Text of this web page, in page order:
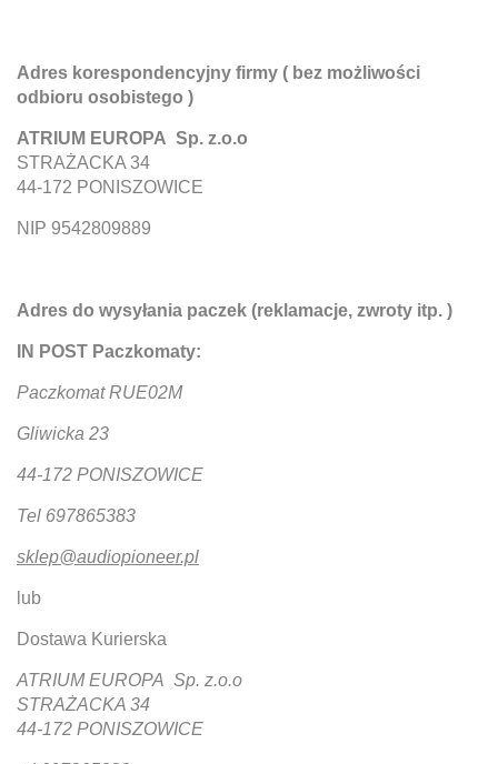
Adres korespondencyjny firmy ( bez możliwości
odbioru osobistego )
ATRIUM EUROPA Sp. z.o.o
STRAŻACKA 34
44-172 PONISZOWICE
NIP 9542809889
Adres do wysyłania paczek (reklamacje, zwroty itp. )
IN POST Paczkomaty:
Paczkomat RUE02M
Gliwicka 23
44-172 PONISZOWICE
Tel 697865383
sklep@audiopioneer.pl
lub
Dostawa Kurierska
ATRIUM EUROPA Sp. z.o.o
STRAŻACKA 34
44-172 PONISZOWICE